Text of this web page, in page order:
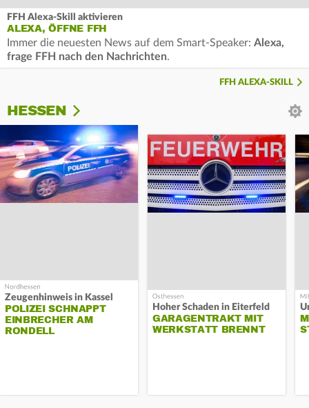
FFH Alexa-Skill aktivieren
ALEXA, ÖFFNE FFH
Immer die neuesten News auf dem Smart-Speaker: Alexa,
frage FFH nach den Nachrichten.
FFH ALEXA-SKILL
HESSEN
Zeugenhinweis in Kassel
POLIZEI SCHNAPPT
EINBRECHER AM
RONDELL
Hoher Schaden in Eiterfeld
GARAGENTRAKT MIT
WERKSTATT BRENNT